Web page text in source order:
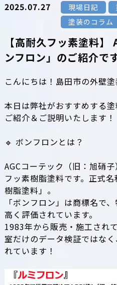
2025.07.27 現場日記
塗装のコラム
【高耐久フッ素塗料
ンフロン」のご紹介で
こんにちは！島田市の外壁塗
本日は弊社がおすすめする
ご紹介＆ご説明いたします！
🔹 ボンフロンとは？
AGCコーテック（旧：旭硝
フッ素樹脂塗料です。正式
樹脂塗料」。
「ボンフロン」は商標名で
高く評価されています。
1983年から販売・施工され
室だけのデータ検証ではな
れています！